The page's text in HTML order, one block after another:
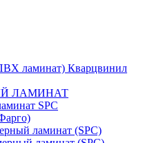
Кварцвинил
ЛАМИНАТ
SPC
ламинат (SPC)